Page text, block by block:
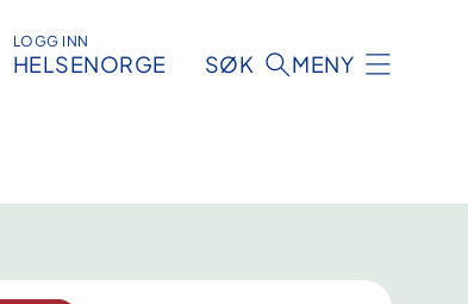
LOGG INN
HELSENORGE SØK MENY